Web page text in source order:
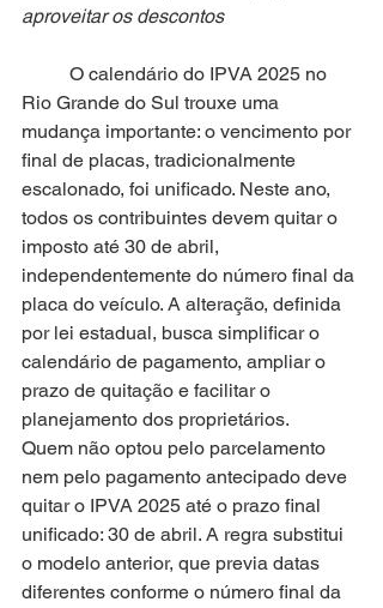
aproveitar os descontos
Rio Grande do Sul trouxe uma
mudança importante: o vencimento por
final de placas, tradicionalmente
escalonado, foi unificado. Neste ano,
todos os contribuintes devem quitar o
imposto até 30 de abril,
independentemente do número final da
placa do veículo. A alteração, definida
por lei estadual, busca simplificar o
calendário de pagamento, ampliar o
prazo de quitação e facilitar o
planejamento dos proprietários.
Quem não optou pelo parcelamento
nem pelo pagamento antecipado deve
quitar o IPVA 2025 até o prazo final
unificado: 30 de abril. A regra substitui
o modelo anterior, que previa datas
diferentes conforme o número final da